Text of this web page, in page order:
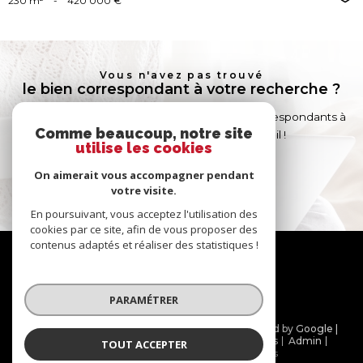
Vous n'avez pas trouvé
le bien correspondant à votre recherche ?
Créer une alerte email et recevez les biens correspondants à
votre recherche dans votre boîte mail !
créer l'alerte
Nous
© 2026 | Tous droits réservés | Traduction powered by Google |
Nos honoraires
Plan du site Mentions légales
Admin
Cookies
Comme beaucoup, notre site
utilise les cookies
On aimerait vous accompagner pendant
votre visite.
En poursuivant, vous acceptez l'utilisation des
cookies par ce site, afin de vous proposer des
contenus adaptés et réaliser des statistiques !
PARAMÉTRER
TOUT ACCEPTER